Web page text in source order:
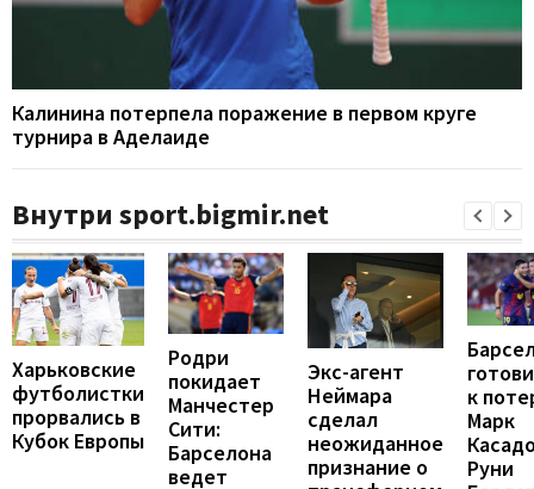
Калинина потерпела поражение в первом круге
турнира в Аделаиде
Внутри sport.bigmir.net
Харьковские
футболистки
прорвались в
Кубок Европы
Родри
покидает
Манчестер
Сити:
Барселона
ведет
Экс-агент
Неймара
сделал
неожиданное
признание о
к
Марк
Руни